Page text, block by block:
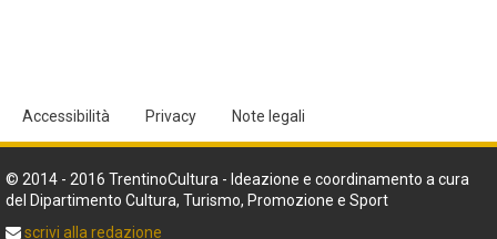
Accessibilità Privacy Note legali
© 2014 - 2016 TrentinoCultura - Ideazione e coordinamento a cura
del Dipartimento Cultura, Turismo, Promozione e Sport
scrivi alla redazione